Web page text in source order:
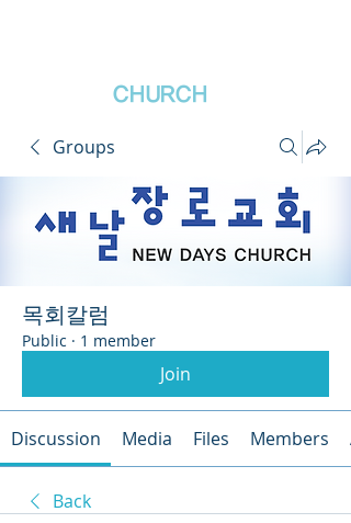
CHURCH
Groups
목회칼럼
Public · 1 member
Join
Discussion Media Files Members
Back